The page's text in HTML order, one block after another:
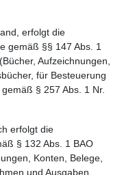
erfolgt die
gemäß §§ 147 Abs. 1
Aufzeichnungen,
für Besteuerung
§ 257 Abs. 1 Nr.
erfolgt die
§ 132 Abs. 1 BAO
Konten, Belege,
und Ausgaben,